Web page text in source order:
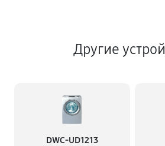
Другие
DWC-UD1213